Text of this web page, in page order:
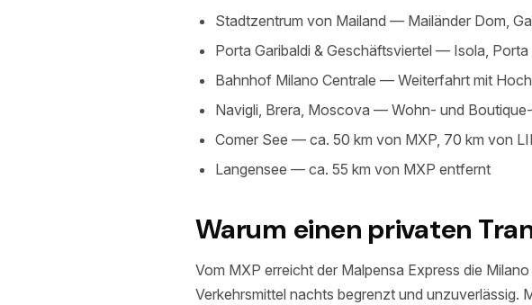
Stadtzentrum von Mailand — Mailänder Dom,
Porta Garibaldi & Geschäftsviertel — Isola,
Bahnhof Milano Centrale — Weiterfahrt mit
Navigli, Brera, Moscova — Wohn- und
Comer See — ca. 50 km von MXP, 70 km von
Langensee — ca. 55 km von MXP entfernt
Warum einen privaten
Vom MXP erreicht der Malpensa Express die
Verkehrsmittel nachts begrenzt und unzuverlässig.